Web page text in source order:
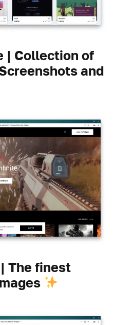
| Collection of
and
The finest